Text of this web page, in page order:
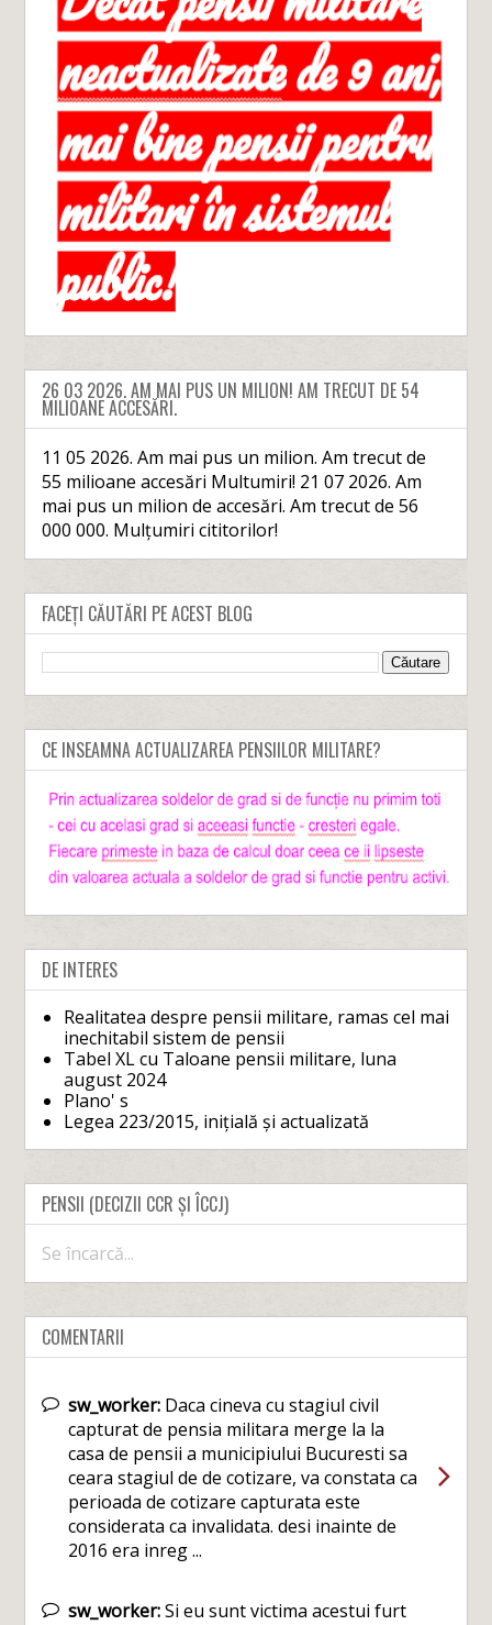
26 03 2026. AM MAI PUS UN MILION! AM TRECUT DE 54
MILIOANE ACCESĂRI.
11 05 2026. Am mai pus un milion. Am trecut de
55 milioane accesări Multumiri! 21 07 2026. Am
mai pus un milion de accesări. Am trecut de 56
000 000. Mulțumiri cititorilor!
FACEȚI CĂUTĂRI PE ACEST BLOG
CE INSEAMNA ACTUALIZAREA PENSIILOR MILITARE?
DE INTERES
Realitatea despre pensii militare, ramas cel mai
inechitabil sistem de pensii
Tabel XL cu Taloane pensii militare, luna
august 2024
Plano' s
Legea 223/2015, inițială și actualizată
PENSII (DECIZII CCR ȘI ÎCCJ)
Se încarcă...
COMENTARII
sw_worker: Daca cineva cu stagiul civil
capturat de pensia militara merge la la
casa de pensii a municipiului Bucuresti sa
ceara stagiul de de cotizare, va constata ca
perioada de cotizare capturata este
considerata ca invalidata. desi inainte de
2016 era inreg ...
sw_worker:Si eu sunt victima acestui furt